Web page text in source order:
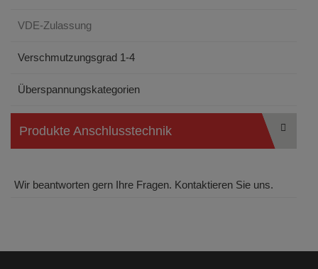
VDE-Zulassung
Verschmutzungsgrad 1-4
Überspannungskategorien
Produkte Anschlusstechnik
Wir beantworten gern Ihre Fragen. Kontaktieren Sie uns.